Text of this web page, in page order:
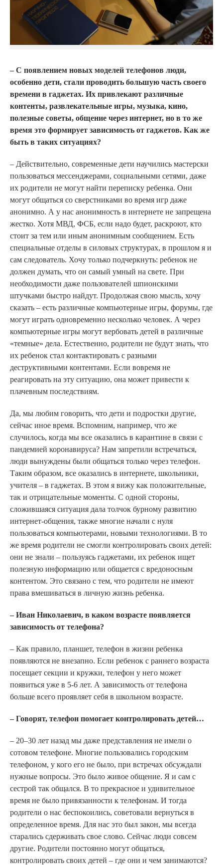
– С появлением новых моделей телефонов люди,
особенно дети, стали проводить большую часть своего
времени в гаджетах. Их привлекают различные
контенты, развлекательные игры, музыка, кино,
полезные советы, общение через интернет, но в то же
время это формирует зависимость от гаджетов. Как же
быть в таких ситуациях?
– Действительно, современные дети научились мастерски
пользоваться мессенджерами, социальными сетями, даже
их родители не могут найти переписку ребенка. Они
могут общаться со сверстниками во время игр даже
анонимно. А у нас анонимность в интернете не запрещена
жестко. Хотя МВД, ФСБ, если надо будет, раскроют, кто
стоит за тем или иным анонимным сообщением. Есть
специальные отделы в силовых структурах, в прошлом я и
сам следователь. Хочу только подчеркнуть: ребенок не
должен думать, что он самый умный на свете. При
необходимости даже пользователей шпионскими
штучками быстро найдут. Продолжая свою мысль, хочу
сказать – есть различные компьютерные игры, форумы, где
могут играть одновременно несколько человек. А через
компьютерные игры могут вербовать детей в различные
«темные» дела. Естественно, родители не будут знать, что
их ребенок стал контактировать с разными
деструктивными контентами. Если вовремя не
реагировать на эту ситуацию, она может привести к
плачевным последствиям.
Да, мы любим говорить, что дети и подростки другие,
сейчас иное время. Вспомним, например, что же
случилось, когда мы все оказались в карантине в связи с
пандемией коронавируса? Нам запретили встречаться,
люди вынуждены были общаться только через телефон.
Таким образом, все оказались в интернете, школьники,
учителя – в гаджетах. В этом я вижу как положительные,
так и отрицательные моменты. С одной стороны,
сложившаяся ситуация дала толчок бурному развитию
интернет-общения, также многие начали с нуля
пользоваться компьютерами, новыми технологиями. В то
же время родители не смогли контролировать своих детей:
они не знали – пользуясь гаджетами, их ребенок ищет
полезную информацию или общается с вредоносным
контентом. Это связано с тем, что родители не имеют
права вмешиваться в личную жизнь ребенка.
– Иван Николаевич, в каком возрасте появляется
зависимость от телефона?
– Как правило, планшет, телефон в жизни ребенка
появляются не внезапно. Если ребенок с раннего возраста
посещает секции и кружки, телефон у него может
появиться уже в 5-6 лет. А зависимость от телефона
больше всего проявляет себя в школьном возрасте.
– Говорят, телефон помогает контролировать детей…
– 20–30 лет назад мы даже представления не имели о
сотовом телефоне. Многие пользовались городским
телефоном, у кого его не было, при встречах обсуждали
нужные вопросы. Это было живое общение. Я и сам с
сестрой так общался. В то прекрасное и удивительное
время не было привязанности к телефонам. И тогда
родители о нас беспокоились, советовали вернуться в
определенное время. Для нас это был закон, мы всегда
старались сдерживать свое слово. Сейчас люди совсем
другие. Родители постоянно могут общаться,
контролировать своих детей – где они и чем занимаются?